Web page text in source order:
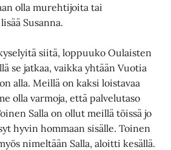
olla murehtijoita tai
Susanna.
siitä, loppuuko Oulaisten
se jatkaa, vaikka yhtään Vuotia
alla. Meillä on kaksi loistavaa
olla varmoja, että palvelutaso
Salla on ollut meillä töissä jo
hyvin hommaan sisälle. Toinen
nimeltään Salla, aloitti kesällä.